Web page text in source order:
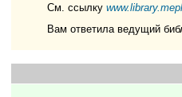
См. ссылку
Вам ответила ведущий